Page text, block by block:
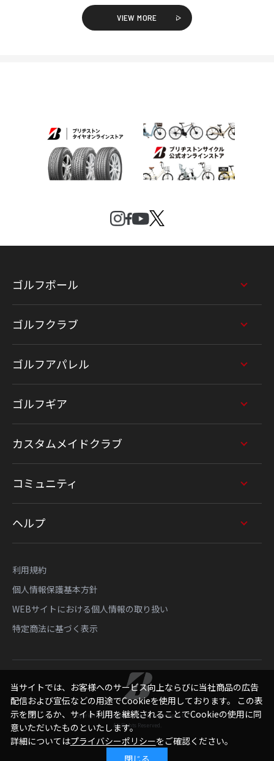
VIEW MORE
ゴルフボール
ゴルフクラブ
ゴルフアパレル
ゴルフギア
カスタムメイドクラブ
コミュニティ
ヘルプ
利用規約
個人情報保護基本方針
WEBサイトにおける個人情報の取り扱い
特定商法に基づく表示
Copyright © Bridgestone Sports Sales Japan Co., Ltd.
All Rights Reserved.
当サイトでは、お客様へのサービス向上ならびに当社商品の広告
配信および宣伝などの用途でCookieを使用しております。 この表
示を閉じるか、サイト利用を継続されることでCookieの使用に同
意いただいたものといたします。
詳細についてはプライバシーポリシーをご確認ください。